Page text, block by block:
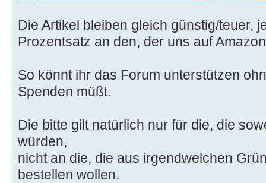
Die Artikel bleiben gleich günstig/teuer,
Prozentsatz an den, der uns auf
So könnt ihr das Forum unterstützen
Spenden müßt.
Die bitte gilt natürlich nur für die, die
würden,
nicht an die, die aus irgendwelchen
bestellen wollen.